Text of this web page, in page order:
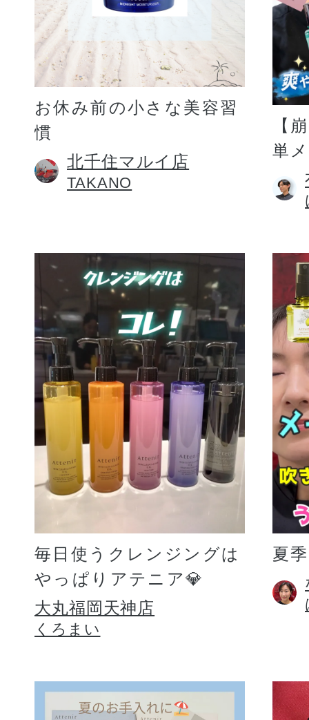
お休み前の小さな美容習
慣
北千住マルイ店
TAKANO
【
単
毎日使うクレンジングは
やっぱりアテニア💎
大丸福岡天神店
くろまい
夏